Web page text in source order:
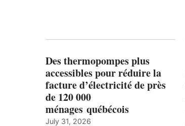
Des thermopompes plus
accessibles pour réduire la
facture d’électricité de près
de 120 000
ménages québécois
July 31, 2026